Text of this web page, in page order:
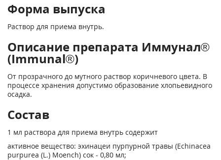
Форма выпуска
Раствор для приема внутрь.
Описание препарата Иммунал®
(Immunal®)
От прозрачного до мутного раствор коричневого цвета. В
процессе хранения допустимо образование хлопьевидного
осадка.
Состав
1 мл раствора для приема внутрь содержит
активное вещество: эхинацеи пурпурной травы (Echinacea
purpurea (L.) Moench) сок - 0,80 мл;